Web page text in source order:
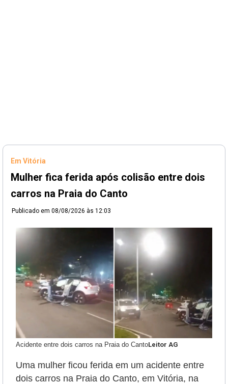
Em Vitória
Mulher fica ferida após colisão entre dois
carros na Praia do Canto
Publicado em 08/08/2026 às 12:03
Acidente entre dois carros na Praia do CantoLeitor AG
Uma mulher ficou ferida em um acidente entre
dois carros na Praia do Canto, em Vitória, na